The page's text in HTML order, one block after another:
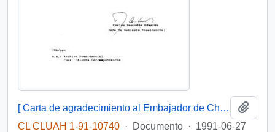
[ Carta de agradecimiento al Embajador de Chile en Argentina por el envío de una fotografía poco conocida del histórico "abrazo del Estrecho"]
CL CLUAH 1-91-10740 · Documento · 1991-06-27